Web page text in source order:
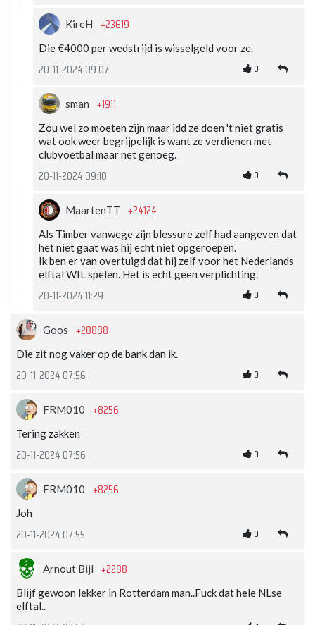
KireH +23619
Die €4000 per wedstrijd is wisselgeld voor ze.
20-11-2024 09:07 0
sman +1911
Zou wel zo moeten zijn maar idd ze doen 't niet gratis
wat ook weer begrijpelijk is want ze verdienen met
clubvoetbal maar net genoeg.
20-11-2024 09:10 0
MaartenTT +24124
Als Timber vanwege zijn blessure zelf had aangeven dat
het niet gaat was hij echt niet opgeroepen.
Ik ben er van overtuigd dat hij zelf voor het Nederlands
elftal WIL spelen. Het is echt geen verplichting.
20-11-2024 11:29 0
Goos +28888
Die zit nog vaker op de bank dan ik.
20-11-2024 07:56 0
FRM010 +8256
Tering zakken
20-11-2024 07:56 0
FRM010 +8256
Joh
20-11-2024 07:55 0
Arnout Bijl +2288
Blijf gewoon lekker in Rotterdam man..Fuck dat hele NLse
elftal..